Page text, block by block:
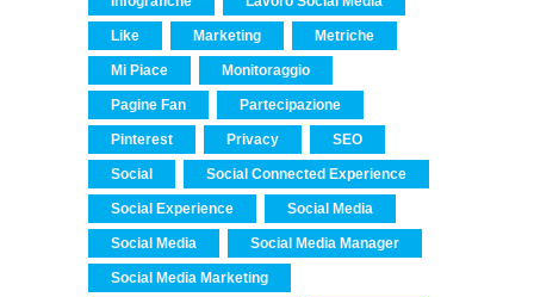
Like Marketing Metriche
Mi Piace Monitoraggio
Pagine Fan Partecipazione
Pinterest Privacy SEO
Social Social Connected Experience
Social Experience Social Media
Social Media Social Media Manager
Social Media Marketing